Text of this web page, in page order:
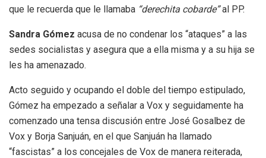
que le recuerda que le llamaba “derechita cobarde”al PP.
Sandra Gómez acusa de no condenar los “ataques” a las
sedes socialistas y asegura que a ella misma y a su hija se
les ha amenazado.
Acto seguido y ocupando el doble del tiempo estipulado,
Gómez ha empezado a señalar a Vox y seguidamente ha
comenzado una tensa discusión entre José Gosalbez de
Vox y Borja Sanjuán, en el que Sanjuán ha llamado
“fascistas” a los concejales de Vox de manera reiterada,